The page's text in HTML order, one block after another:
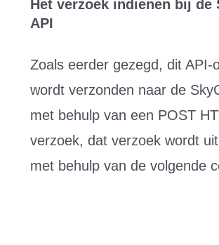
Het verzoek indienen bij de
API
Zoals eerder gezegd, dit API-
wordt verzonden naar de
met behulp van een POST
verzoek, dat verzoek wordt
met behulp van de volgende